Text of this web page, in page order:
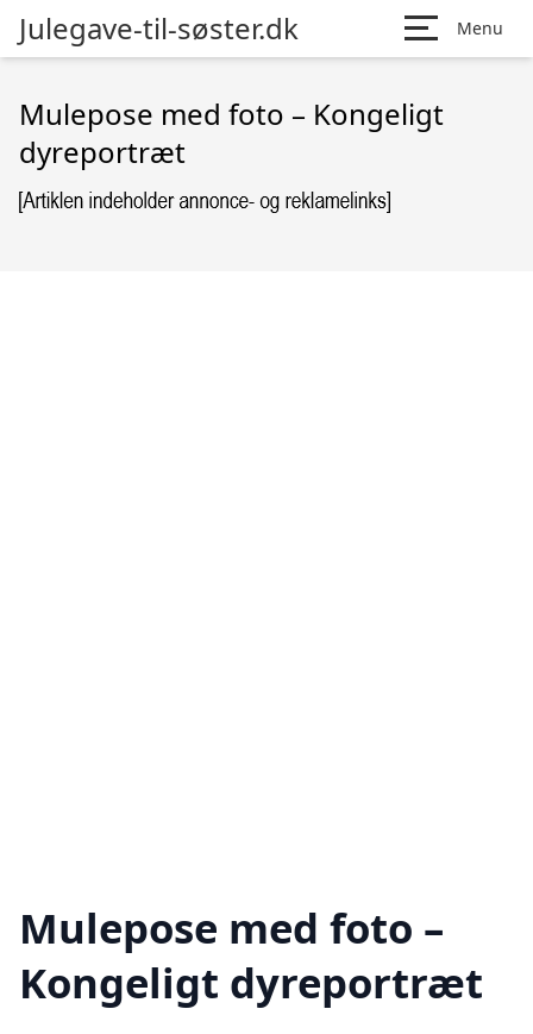
Julegave-til-søster.dk Menu
Mulepose med foto – Kongeligt
dyreportræt
Mulepose med foto –
Kongeligt dyreportræt